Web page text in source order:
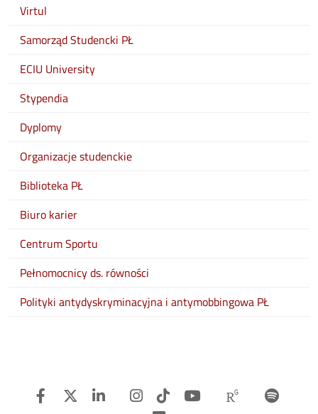
Virtul
Samorząd Studencki PŁ
ECIU University
Stypendia
Dyplomy
Organizacje studenckie
Biblioteka PŁ
Biuro karier
Centrum Sportu
Pełnomocnicy ds. równości
Polityki antydyskryminacyjna i antymobbingowa PŁ
Facebook
Twitter LinkedinInstagram
TiTok Youtube